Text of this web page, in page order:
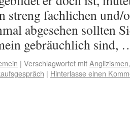
streng fachlichen und/
abgesehen sollten
gebräuchlich
| Verschlagwortet mitAnglizismen
| Hinterlasse einen